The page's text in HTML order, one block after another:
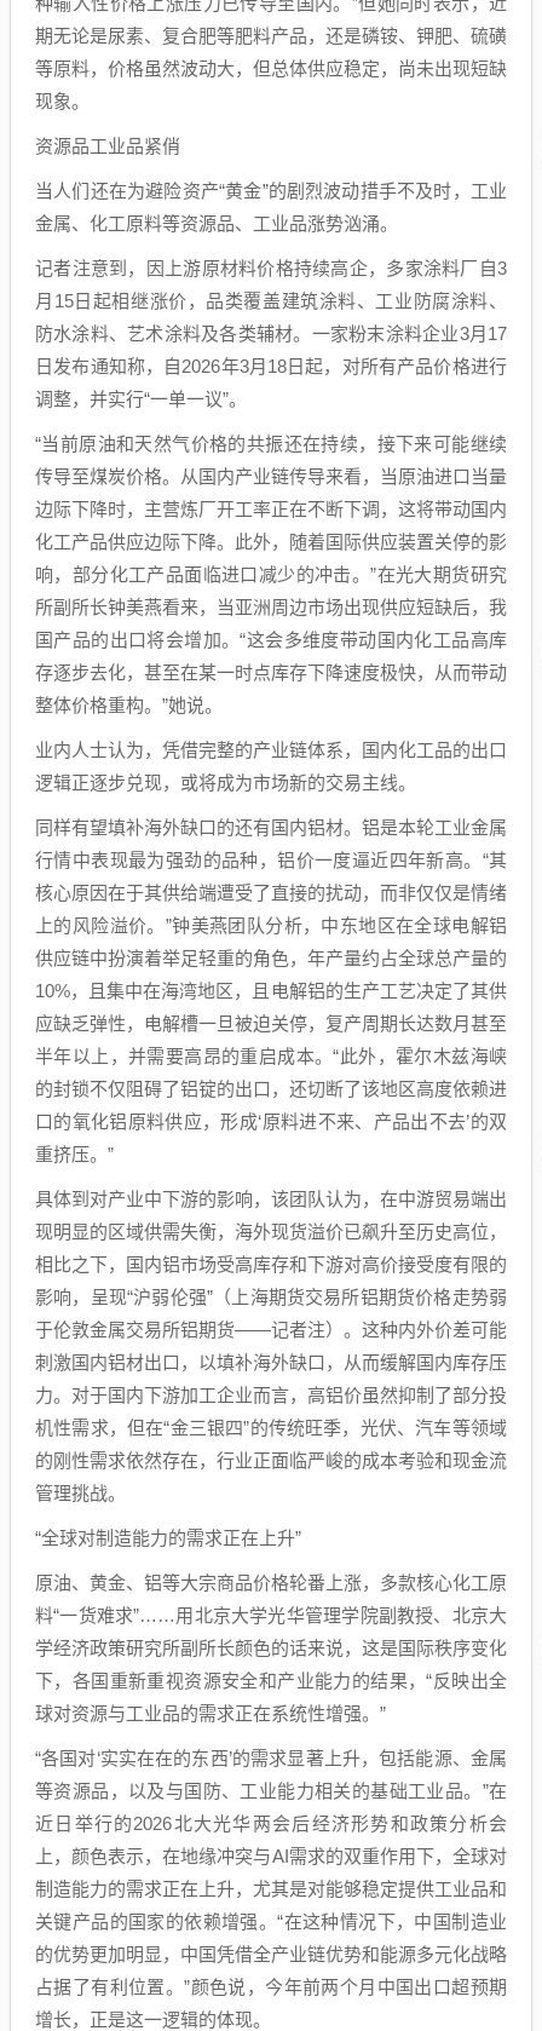
期无论是尿素、复合肥等肥料产品，还是磷铵、钾肥、硫磺
等原料，价格虽然波动大，但总体供应稳定，尚未出现短缺
现象。
资源品工业品紧俏
当人们还在为避险资产“黄金”的剧烈波动措手不及时，工业
金属、化工原料等资源品、工业品涨势汹涌。
记者注意到，因上游原材料价格持续高企，多家涂料厂自3
月15日起相继涨价，品类覆盖建筑涂料、工业防腐涂料、
防水涂料、艺术涂料及各类辅材。一家粉末涂料企业3月17
日发布通知称，自2026年3月18日起，对所有产品价格进行
调整，并实行“一单一议”。
“当前原油和天然气价格的共振还在持续，接下来可能继续
传导至煤炭价格。从国内产业链传导来看，当原油进口当量
边际下降时，主营炼厂开工率正在不断下调，这将带动国内
化工产品供应边际下降。此外，随着国际供应装置关停的影
响，部分化工产品面临进口减少的冲击。”在光大期货研究
所副所长钟美燕看来，当亚洲周边市场出现供应短缺后，我
国产品的出口将会增加。“这会多维度带动国内化工品高库
存逐步去化，甚至在某一时点库存下降速度极快，从而带动
整体价格重构。”她说。
业内人士认为，凭借完整的产业链体系，国内化工品的出口
逻辑正逐步兑现，或将成为市场新的交易主线。
同样有望填补海外缺口的还有国内铝材。铝是本轮工业金属
行情中表现最为强劲的品种，铝价一度逼近四年新高。“其
核心原因在于其供给端遭受了直接的扰动，而非仅仅是情绪
上的风险溢价。”钟美燕团队分析，中东地区在全球电解铝
供应链中扮演着举足轻重的角色，年产量约占全球总产量的
10%，且集中在海湾地区，且电解铝的生产工艺决定了其供
应缺乏弹性，电解槽一旦被迫关停，复产周期长达数月甚至
半年以上，并需要高昂的重启成本。“此外，霍尔木兹海峡
的封锁不仅阻碍了铝锭的出口，还切断了该地区高度依赖进
口的氧化铝原料供应，形成‘原料进不来、产品出不去’的双
重挤压。”
具体到对产业中下游的影响，该团队认为，在中游贸易端出
现明显的区域供需失衡，海外现货溢价已飙升至历史高位，
相比之下，国内铝市场受高库存和下游对高价接受度有限的
影响，呈现“沪弱伦强”（上海期货交易所铝期货价格走势弱
于伦敦金属交易所铝期货——记者注）。这种内外价差可能
刺激国内铝材出口，以填补海外缺口，从而缓解国内库存压
力。对于国内下游加工企业而言，高铝价虽然抑制了部分投
机性需求，但在“金三银四”的传统旺季，光伏、汽车等领域
的刚性需求依然存在，行业正面临严峻的成本考验和现金流
管理挑战。
“全球对制造能力的需求正在上升”
原油、黄金、铝等大宗商品价格轮番上涨，多款核心化工原
料“一货难求”……用北京大学光华管理学院副教授、北京大
学经济政策研究所副所长颜色的话来说，这是国际秩序变化
下，各国重新重视资源安全和产业能力的结果，“反映出全
球对资源与工业品的需求正在系统性增强。”
“各国对‘实实在在的东西’的需求显著上升，包括能源、金属
等资源品，以及与国防、工业能力相关的基础工业品。”在
近日举行的2026北大光华两会后经济形势和政策分析会
上，颜色表示，在地缘冲突与AI需求的双重作用下，全球对
制造能力的需求正在上升，尤其是对能够稳定提供工业品和
关键产品的国家的依赖增强。“在这种情况下，中国制造业
的优势更加明显，中国凭借全产业链优势和能源多元化战略
占据了有利位置。”颜色说，今年前两个月中国出口超预期
增长，正是这一逻辑的体现。